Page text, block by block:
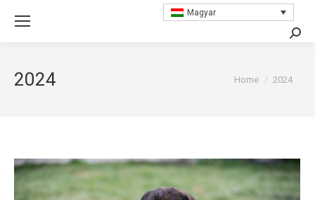
Magyar
2024 You are here:
Home 2024